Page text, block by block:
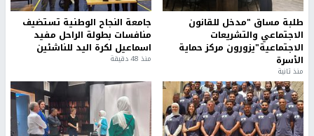
طلبة مساق "مدخل للقانون
الاجتماعي والتشريعات
الاجتماعية"يزورون مركز حماية
الأسرة
منذ ثانية
جامعة النجاح الوطنية تستضيف
منافسات بطولة الراحل مفيد
اسماعيل لكرة اليد للناشئين
منذ 48 دقيقة